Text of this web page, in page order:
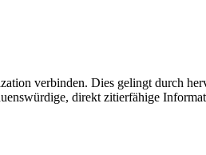
verbinden. Dies gelingt durch
direkt zitierfähige